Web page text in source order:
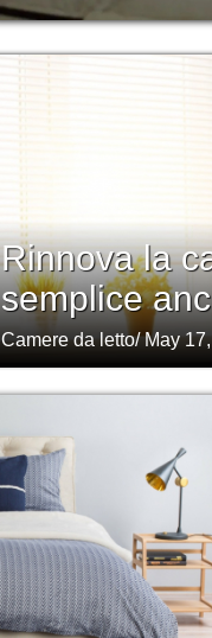
Rinnova la
semplice
Camere da letto/May